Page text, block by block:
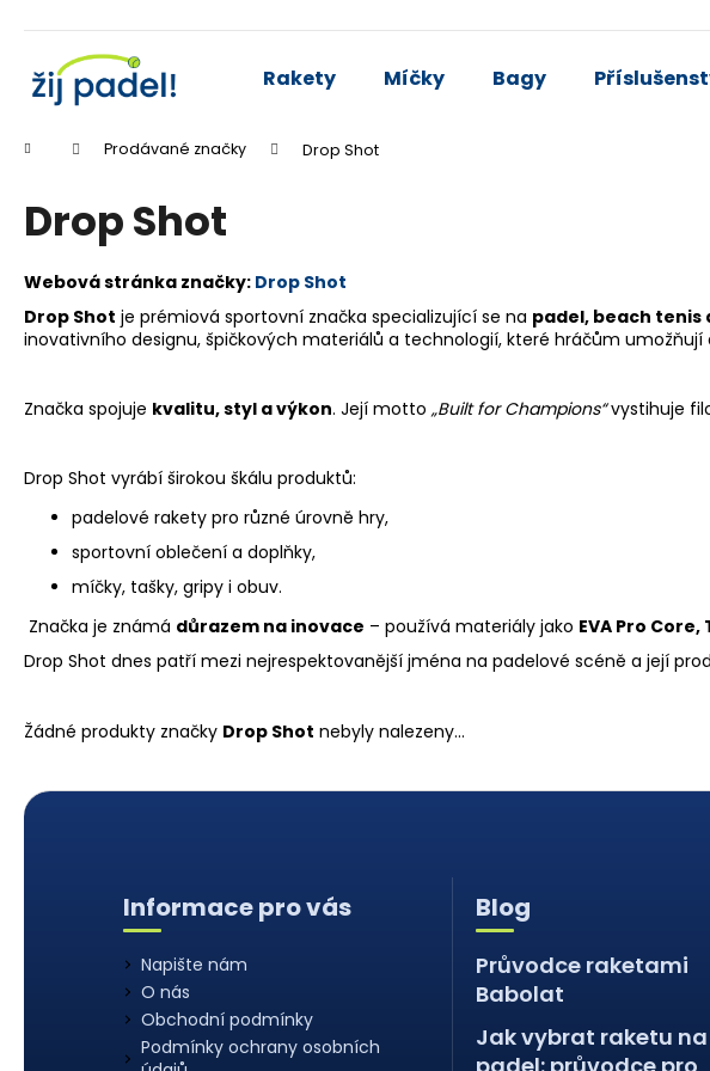
Rakety Míčky Bagy
Domů Prodávané značky Drop Shot
Drop Shot
Webová stránka značky: Drop Shot
Drop Shot je prémiová sportovní značka specializující se na padel, beach tenis
inovativního designu, špičkových materiálů a technologií, které hráčům
Značka spojuje kvalitu, styl a výkon. Její motto „Built for Champions“vystihuje
Drop Shot vyrábí širokou škálu produktů:
padelové rakety pro různé úrovně hry,
sportovní oblečení a doplňky,
míčky, tašky, gripy i obuv.
Značka je známá důrazem na inovace – používá materiály jako EVA Pro
Drop Shot dnes patří mezi nejrespektovanější jména na padelové scéně a její
Žádné produkty značky Drop Shot nebyly nalezeny...
Zpět
do
Zpět
do
Informace pro vás
Napište nám
O nás
Obchodní podmínky
Podmínky ochrany osobních
Blog
Průvodce raketami
Babolat
Jak vybrat raketu na